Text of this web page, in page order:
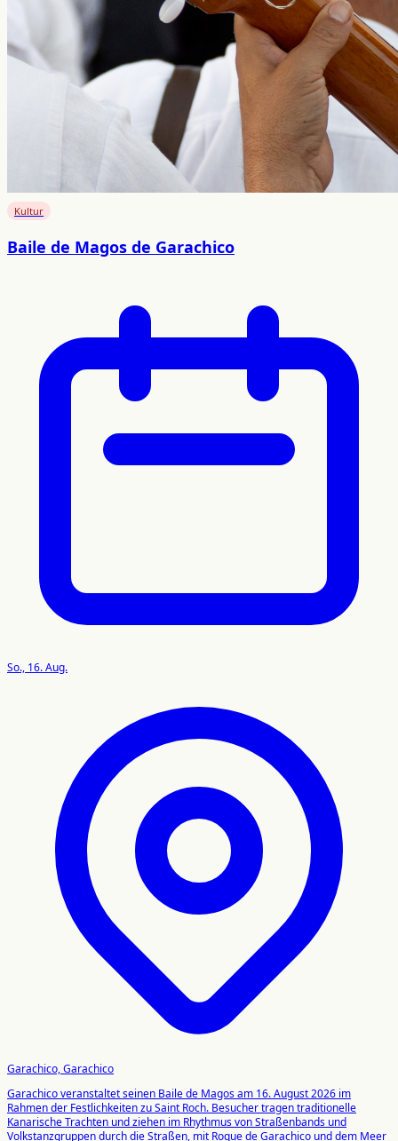
Kultur
Baile de Magos de Garachico
So., 16. Aug.
Garachico, Garachico
Garachico veranstaltet seinen Baile de Magos am 16. August 2026 im
Rahmen der Festlichkeiten zu Saint Roch. Besucher tragen traditionelle
Kanarische Trachten und ziehen im Rhythmus von Straßenbands und
Volkstanzgruppen durch die Straßen, mit Roque de Garachico und dem Meer